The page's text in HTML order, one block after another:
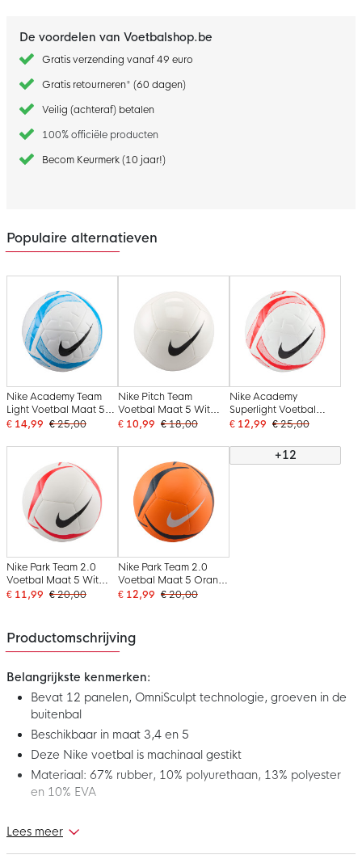
De voordelen van Voetbalshop.be
Gratis verzending vanaf 49 euro
Gratis retourneren* (60 dagen)
Veilig (achteraf) betalen
100% officiële producten
Becom Keurmerk (10 jaar!)
Populaire alternatieven
Nike Academy Team
Light Voetbal Maat 5
Wit Blauw Zwart
€ 14,99 € 25,00
Nike Pitch Team
Voetbal Maat 5 Wit
Zwart
€ 10,99 € 18,00
Nike Academy
Superlight Voetbal
Maat 4 Wit Felrood
€ 12,99 € 25,00
Nike Park Team 2.0
Voetbal Maat 5 Wit
Felrood Zwart
€ 11,99 € 20,00
Nike Park Team 2.0
Voetbal Maat 5 Oranje
Zwart Wit
€ 12,99 € 20,00
+12
Productomschrijving
Belangrijkste kenmerken:
Bevat 12 panelen, OmniSculpt technologie, groeven in de
buitenbal
Beschikbaar in maat 3,4 en 5
Deze Nike voetbal is machinaal gestikt
Materiaal: 67% rubber, 10% polyurethaan, 13% polyester
en 10% EVA
Verbeter je spel met de Nike Academy Team Voetbal Wit
Oranje Zwart. Deze Nike voetbal haal je het beste van je spel
Lees meer